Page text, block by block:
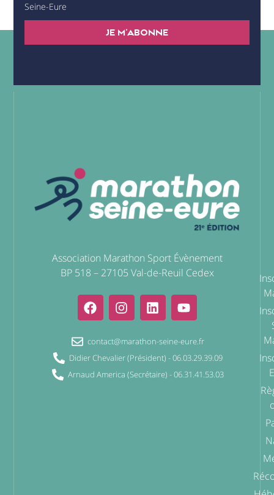
Seine-Eure
JE M'ABONNE
Association Marathon Sport Évènement
BP 518 – 27105 Val-de-Reuil Cedex
contact@marathon-seine-eure.fr
Didier Chevalier (Président) - 06.03.29.39.09
Arnaud America (Secrétaire) - 06.31.41.53.03